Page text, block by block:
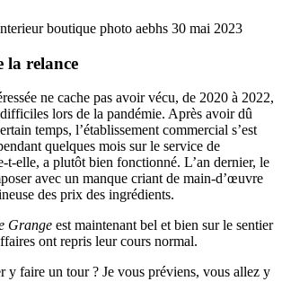
la relance
ne cache pas avoir vécu, de 2020 à 2022,
lors de la pandémie. Après avoir dû
temps, l’établissement commercial s’est
quelques mois sur le service de
t-elle, a plutôt bien fonctionné. L’an dernier, le
avec un manque criant de main-d’œuvre
des prix des ingrédients.
Grange est maintenant bel et bien sur le sentier
ont repris leur cours normal.
y faire un tour ? Je vous préviens, vous allez y